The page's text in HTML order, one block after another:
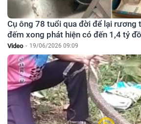
Cụ ông 78 tuổi qua đời để lại rương
đếm xong phát hiện có đến 1,4 tỷ
Video - 19/06/2026 09:09